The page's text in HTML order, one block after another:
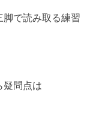
脚で読み取る練習
疑問点は